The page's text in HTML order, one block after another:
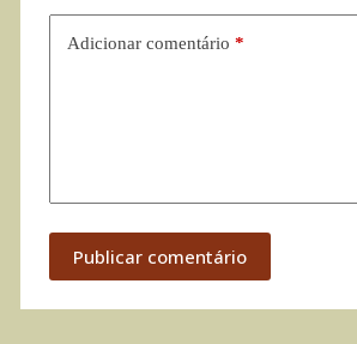
Adicionar comentário *
Publicar comentário